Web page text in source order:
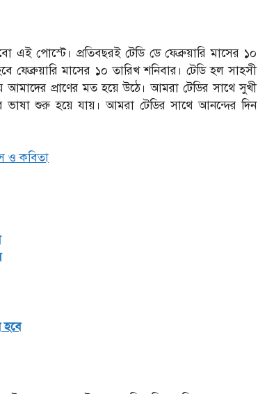
পোস্টে। প্রতিবছরই টেডি ডে ফেব্রুয়ারি মাসের ১০
ফেব্রুয়ারি মাসের ১০ তারিখ শনিবার। টেডি হল সাহসী
প্রাণের মত হয়ে উঠে। আমরা টেডির সাথে সুখী
ভাষা শুরু হয়ে যায়। আমরা টেডির সাথে আনন্দের দিন
ও কবিতা
হবে